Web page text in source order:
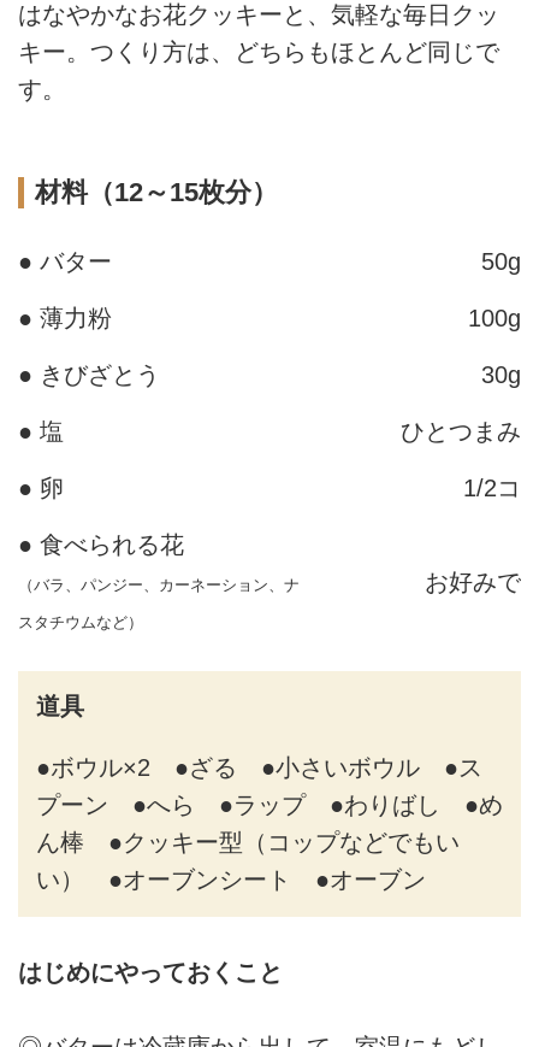
はなやかなお花クッキーと、気軽な毎日クッ
キー。つくり方は、どちらもほとんど同じで
す。
材料（12～15枚分）
● バター 50g
● 薄力粉 100g
● きびざとう 30g
● 塩 ひとつまみ
● 卵 1/2コ
● 食べられる花
（バラ、パンジー、カーネーション、ナ
スタチウムなど）
お好みで
道具
●ボウル×2 ●ざる ●小さいボウル ●ス
プーン ●へら ●ラップ ●わりばし ●め
ん棒 ●クッキー型（コップなどでもい
い） ●オーブンシート ●オーブン
はじめにやっておくこと